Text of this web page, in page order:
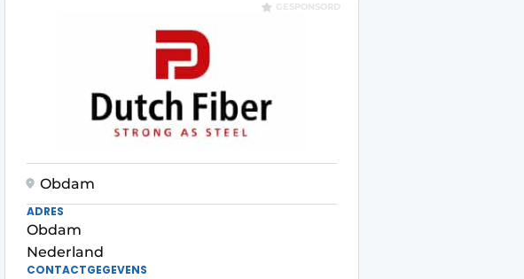
GESPONSORD
Obdam
ADRES
Obdam
Nederland
CONTACTGEGEVENS